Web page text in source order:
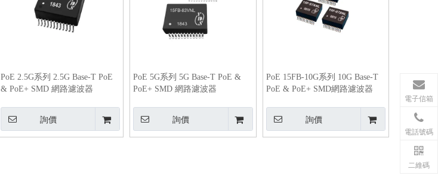
PoE 2.5G系列 2.5G Base-T PoE
& PoE+ SMD 網路濾波器
詢價
PoE 5G系列 5G Base-T PoE &
PoE+ SMD 網路濾波器
詢價
PoE 15FB-10G系列 10G Base-T
PoE & PoE+ SMD網路濾波器
詢價
電子信箱
電話號碼
二維碼